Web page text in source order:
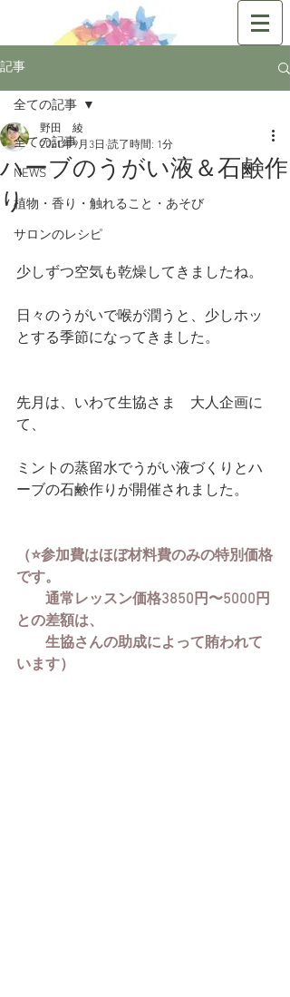
記事
全ての記事
NEWS
植物・香り・触れること・あそび
サロンのレシピ
全ての記事
ハーブのうがい液＆石鹸作
り
野田 綾
2021年9月3日 読了時間: 1分
少しずつ空気も乾燥してきましたね。
日々のうがいで喉が潤うと、少しホッ
とする季節になってきました。
先月は、いわて生協さま　大人企画に
て、
ミントの蒸留水でうがい液づくりとハ
ーブの石鹸作りが開催されました。
（⭐️参加費はほぼ材料費のみの特別価格
です。
通常レッスン価格3850円〜5000円
との差額は、
生協さんの助成によって賄われて
います）